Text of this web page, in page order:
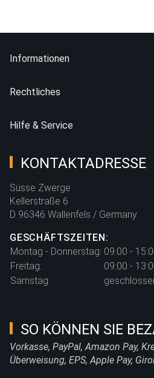
Informationen
Rechtliches
Hilfe & Service
KONTAKTADRESSE
Süsse Zwerge
Kellerstraße 6
D 96346 Wallenfels / Germany
GESCHÄFTSZEITEN:
Montag - Donnerstag: 09:00 -
Freitag:
09:00 -
Samstag:
SO KÖNNEN SIE
Vorkasse, PayPal, Amazon Pay,
Überweisung, EPS, Apple Pay,